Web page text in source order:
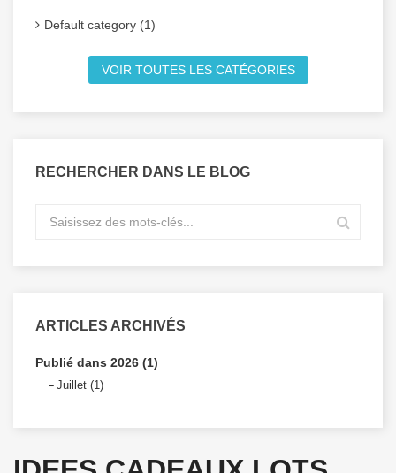
Default category (1)
VOIR TOUTES LES CATÉGORIES
RECHERCHER DANS LE BLOG
ARTICLES ARCHIVÉS
Publié dans 2026 (1)
Juillet (1)